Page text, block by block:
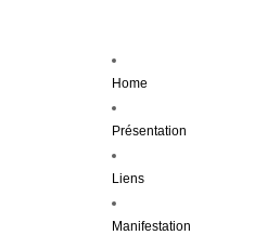
Home
Présentation
Liens
Manifestation